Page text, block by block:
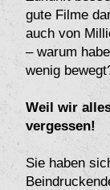
gute Filme
auch von
– warum
wenig
Weil wir
vergessen!
Sie haben